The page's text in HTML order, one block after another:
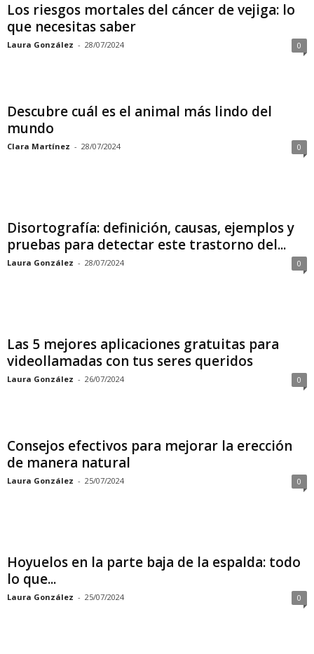
Los riesgos mortales del cáncer de vejiga: lo
que necesitas saber
Laura González - 28/07/2024 0
Descubre cuál es el animal más lindo del
mundo
Clara Martínez - 28/07/2024 0
Disortografía: definición, causas, ejemplos y
pruebas para detectar este trastorno del...
Laura González - 28/07/2024 0
Las 5 mejores aplicaciones gratuitas para
videollamadas con tus seres queridos
Laura González - 26/07/2024 0
Consejos efectivos para mejorar la erección
de manera natural
Laura González - 25/07/2024 0
Hoyuelos en la parte baja de la espalda: todo
lo que...
Laura González - 25/07/2024 0